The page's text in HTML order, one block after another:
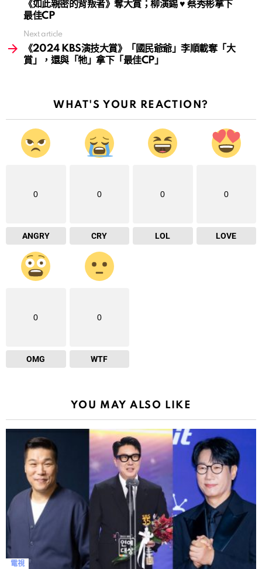
《如此親密的背叛者》奪大賞；柳演錫 ♥ 蔡秀彬拿下
最佳CP
Next article
《2024 KBS演技大賞》「國民爺爺」李順載奪「大
賞」，還與「牠」拿下「最佳CP」
WHAT'S YOUR REACTION?
0
ANGRY
0
CRY
0
LOL
0
LOVE
0
OMG
0
WTF
YOU MAY ALSO LIKE
電視